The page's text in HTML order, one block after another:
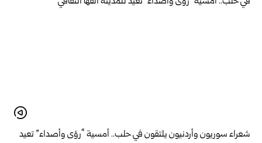
شعراء سوريون وأردنيون يلتقون في حلب.. أمسية “رؤى وأصداء” تعيد